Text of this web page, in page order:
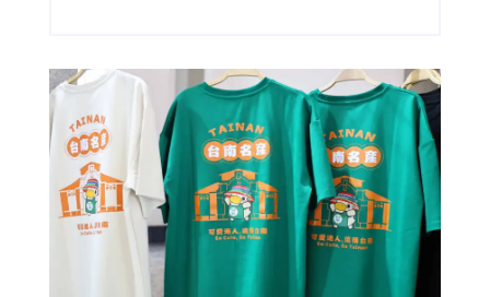
專區，將健走、量血壓、量腰圍、均衡飲食等健
康行動融入日常生活，透過數位積分與獎勵機
制，鼓勵全民從生活型態改變開始，降低慢性疾
病風險，打造全民健康新生態。